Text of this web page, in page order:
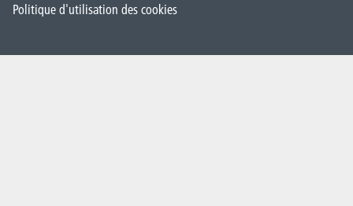
Politique d'utilisation des cookies